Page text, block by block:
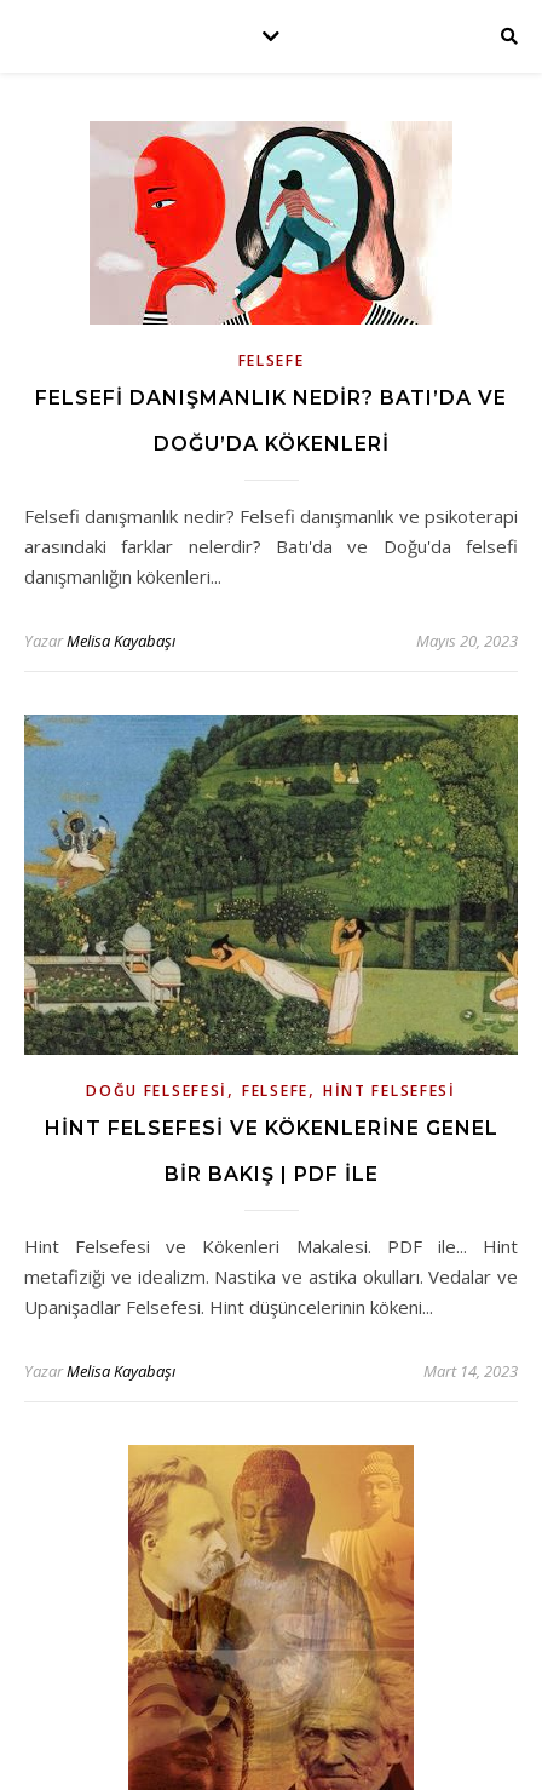
FELSEFE
FELSEFI DANIŞMANLIK NEDIR? BATI’DA VE
DOĞU’DA KÖKENLERI
Felsefi danışmanlık nedir? Felsefi danışmanlık ve psikoterapi
arasındaki farklar nelerdir? Batı'da ve Doğu'da felsefi
danışmanlığın kökenleri...
YazarMelisa Kayabaşı Mayıs 20, 2023
DOĞU FELSEFESI ,FELSEFE, HINT FELSEFESI
HINT FELSEFESI VE KÖKENLERINE GENEL
BIR BAKIŞ | PDF İLE
Hint Felsefesi ve Kökenleri Makalesi. PDF ile... Hint
metafiziği ve idealizm. Nastika ve astika okulları. Vedalar ve
Upanişadlar Felsefesi. Hint düşüncelerinin kökeni...
YazarMelisa Kayabaşı Mart 14, 2023